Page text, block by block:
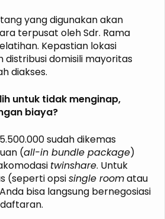
yang digunakan akan
terpusat oleh Sdr. Rama
Kepastian lokasi
distribusi domisili mayoritas
diakses.
untuk tidak menginap,
biaya?
sudah dikemas
(all-in bundle package)
twinshare. Untuk
(seperti opsisingle roomatau
bisa langsung bernegosiasi